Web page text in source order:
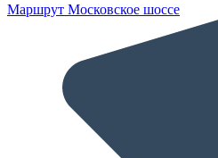
Маршрут Московское шоссе